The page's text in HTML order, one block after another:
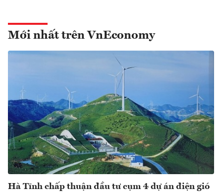
Mới nhất trên VnEconomy
Hà Tĩnh chấp thuận đầu tư cụm 4 dự án điện gió